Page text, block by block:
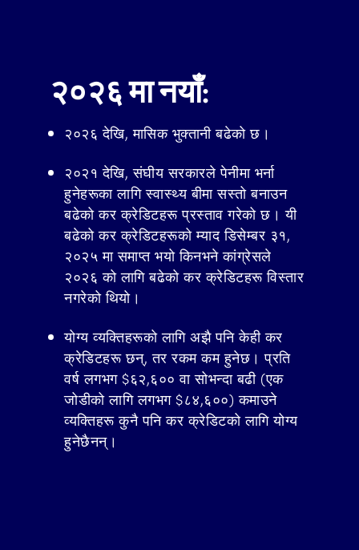
२०२६ मा नयाँ:
२०२६ देखि, मासिक भुक्तानी बढेको छ।
२०२१ देखि, संघीय सरकारले पेनीमा भर्ना
हुनेहरूका लागि स्वास्थ्य बीमा सस्तो बनाउन
बढेको कर क्रेडिटहरू प्रस्ताव गरेको छ। यी
बढेको कर क्रेडिटहरूको म्याद डिसेम्बर ३१,
२०२५ मा समाप्त भयो किनभने कांग्रेसले
२०२६ को लागि बढेको कर क्रेडिटहरू विस्तार
नगरेको थियो।
योग्य व्यक्तिहरूको लागि अझै पनि केही कर
क्रेडिटहरू छन्, तर रकम कम हुनेछ। प्रति
वर्ष लगभग $६२,६०० वा सोभन्दा बढी (एक
जोडीको लागि लगभग $८४,६००) कमाउने
व्यक्तिहरू कुनै पनि कर क्रेडिटको लागि योग्य
हुनेछैनन्।